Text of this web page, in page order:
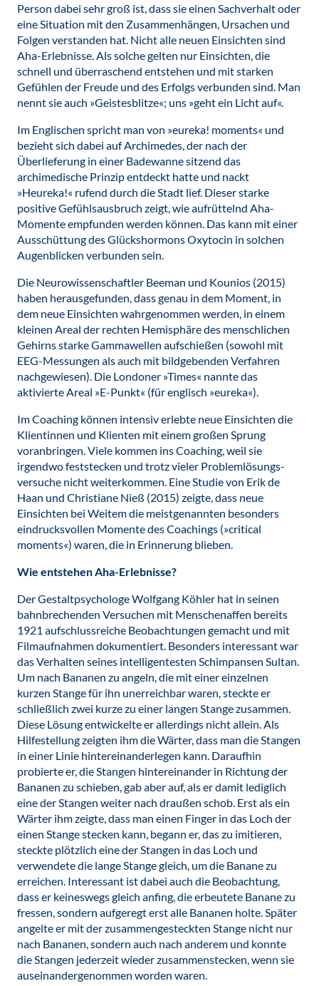
Person dabei sehr groß ist, dass sie einen Sachverhalt oder
eine Situation mit den Zusammenhängen, Ursachen und
Folgen verstanden hat. Nicht alle neuen Einsichten sind
Aha-Erlebnisse. Als solche gelten nur Einsichten, die
schnell und überraschend entstehen und mit starken
Gefühlen der Freude und des Erfolgs verbunden sind. Man
nennt sie auch »Geistesblitze«; uns »geht ein Licht auf«.
Im Englischen spricht man von »eureka! moments« und
bezieht sich dabei auf Archimedes, der nach der
Überlieferung in einer Badewanne sitzend das
archimedische Prinzip entdeckt hatte und nackt
»Heureka!« rufend durch die Stadt lief. Dieser starke
positive Gefühlsausbruch zeigt, wie aufrüttelnd Aha-
Momente empfunden werden können. Das kann mit einer
Ausschüttung des Glückshormons Oxytocin in solchen
Augenblicken verbunden sein.
Die Neurowissenschaftler Beeman und Kounios (2015)
haben herausgefunden, dass genau in dem Moment, in
dem neue Einsichten wahrgenommen werden, in einem
kleinen Areal der rechten Hemisphäre des menschlichen
Gehirns starke Gammawellen aufschießen (sowohl mit
EEG-Messungen als auch mit bildgebenden Verfahren
nachgewiesen). Die Londoner »Times« nannte das
aktivierte Areal »E-Punkt« (für englisch »eureka«).
Im Coaching können intensiv erlebte neue Einsichten die
Klientinnen und Klienten mit einem großen Sprung
voranbringen. Viele kommen ins Coaching, weil sie
irgendwo feststecken und trotz vieler Problemlösungs-
versuche nicht weiterkommen. Eine Studie von Erik de
Haan und Christiane Nieß (2015) zeigte, dass neue
Einsichten bei Weitem die meistgenannten besonders
eindrucksvollen Momente des Coachings (»critical
moments«) waren, die in Erinnerung blieben.
Wie entstehen Aha-Erlebnisse?
Der Gestaltpsychologe Wolfgang Köhler hat in seinen
bahnbrechenden Versuchen mit Menschenaffen bereits
1921 aufschlussreiche Beobachtungen gemacht und mit
Filmaufnahmen dokumentiert. Besonders interessant war
das Verhalten seines intelligentesten Schimpansen Sultan.
Um nach Bananen zu angeln, die mit einer einzelnen
kurzen Stange für ihn unerreichbar waren, steckte er
schließlich zwei kurze zu einer langen Stange zusammen.
Diese Lösung entwickelte er allerdings nicht allein. Als
Hilfestellung zeigten ihm die Wärter, dass man die Stangen
in einer Linie hintereinanderlegen kann. Daraufhin
probierte er, die Stangen hintereinander in Richtung der
Bananen zu schieben, gab aber auf, als er damit lediglich
eine der Stangen weiter nach draußen schob. Erst als ein
Wärter ihm zeigte, dass man einen Finger in das Loch der
einen Stange stecken kann, begann er, das zu imitieren,
steckte plötzlich eine der Stangen in das Loch und
verwendete die lange Stange gleich, um die Banane zu
erreichen. Interessant ist dabei auch die Beobachtung,
dass er keineswegs gleich anfing, die erbeutete Banane zu
fressen, sondern aufgeregt erst alle Bananen holte. Später
angelte er mit der zusammengesteckten Stange nicht nur
nach Bananen, sondern auch nach anderem und konnte
die Stangen jederzeit wieder zusammenstecken, wenn sie
auseinandergenommen worden waren.